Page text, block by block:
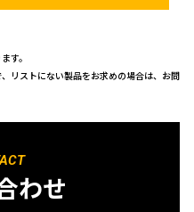
す。
リストにない製品をお求めの場合は、お問
わせ